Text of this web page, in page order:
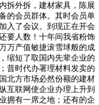
拆外拆，建材家具，陈展
的会员群体。其时会员单
入了会议。到现正在开会
要人数！十年间我省粉饰
万产值敏捷滚雪球般的成
缩短了取国内先辈企业的
昔时代办署理材料发卖的
北方市场必然份额的建材
互联网使企业办理上升到
拥有一席之地；还有的企